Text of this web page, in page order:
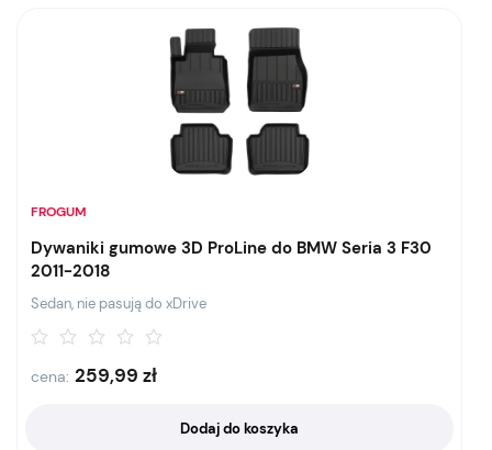
FROGUM
Dywaniki gumowe 3D ProLine do BMW Seria 3 F30
2011-2018
Sedan, nie pasują do xDrive
cena: 259,99 zł
Dodaj do koszyka